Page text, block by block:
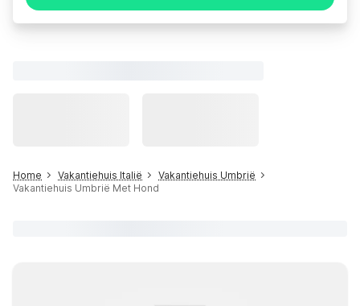
Home Vakantiehuis Italië
Vakantiehuis Umbrië
Vakantiehuis Umbrië Met Hond